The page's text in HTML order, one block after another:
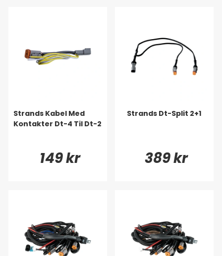
Strands Kabel Med
Kontakter Dt-4 Til Dt-2
149 kr
Strands Dt-Split 2+1
389 kr